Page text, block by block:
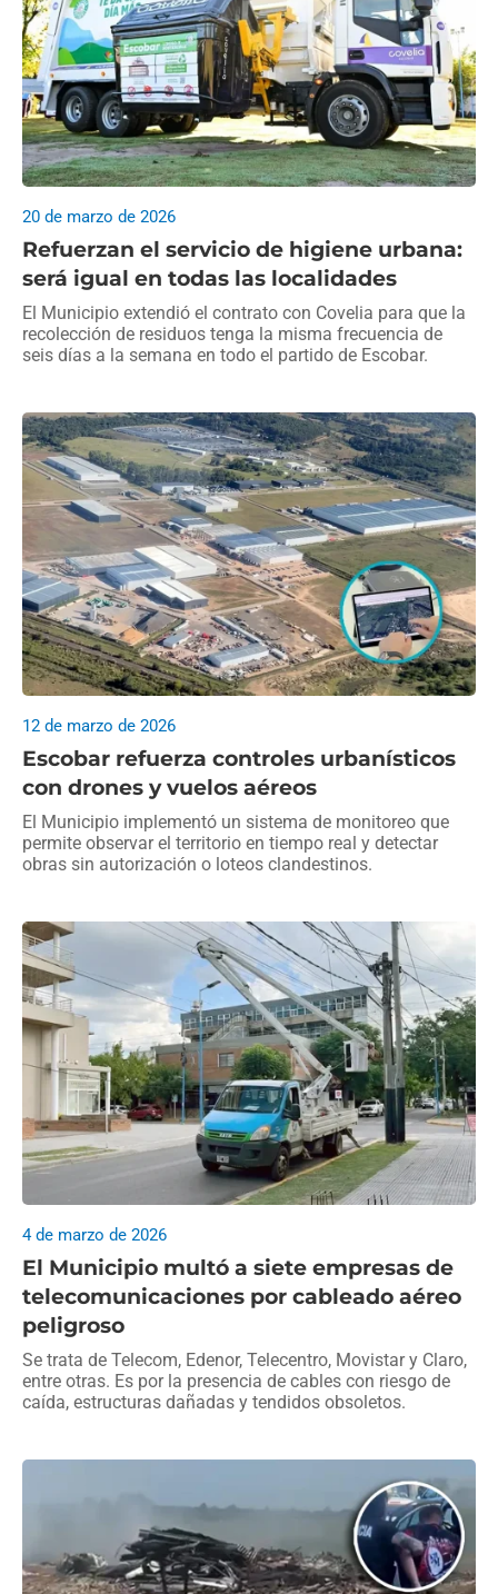
Refuerzan el servicio de higiene urbana:
será igual en todas las localidades
20 de marzo de 2026
El Municipio extendió el contrato con Covelia para que la
recolección de residuos tenga la misma frecuencia de
seis días a la semana en todo el partido de Escobar.
Escobar refuerza controles urbanísticos
con drones y vuelos aéreos
12 de marzo de 2026
El Municipio implementó un sistema de monitoreo que
permite observar el territorio en tiempo real y detectar
obras sin autorización o loteos clandestinos.
El Municipio multó a siete empresas de
telecomunicaciones por cableado aéreo
peligroso
4 de marzo de 2026
Se trata de Telecom, Edenor, Telecentro, Movistar y Claro,
entre otras. Es por la presencia de cables con riesgo de
caída, estructuras dañadas y tendidos obsoletos.